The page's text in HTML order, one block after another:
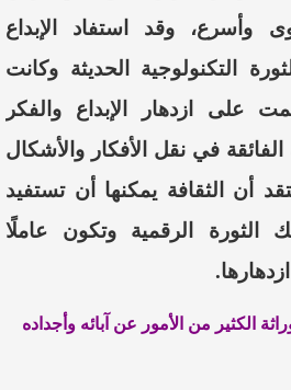
وأسرع، وقد استفاد الإبداع
التكنولوجية الحديثة وكانت
على ازدهار الإبداع والفكر
في نقل الأفكار والأشكال
أن الثقافة يمكنها أن تستفيد
الثورة الرقمية وتكون عاملًا
الكثير